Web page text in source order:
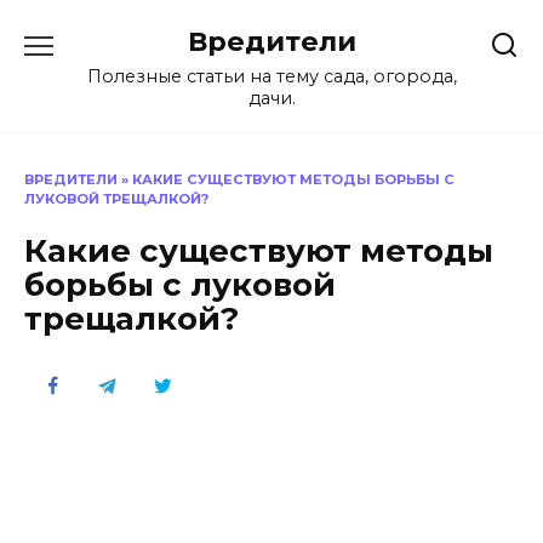
содержанию
Вредители
Полезные статьи на тему сада, огорода,
дачи.
ВРЕДИТЕЛИ » КАКИЕ СУЩЕСТВУЮТ МЕТОДЫ БОРЬБЫ С
ЛУКОВОЙ ТРЕЩАЛКОЙ?
Какие существуют методы
борьбы с луковой
трещалкой?